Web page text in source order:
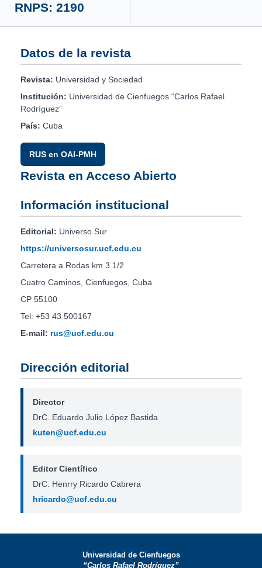
RNPS: 2190
Datos de la revista
Revista: Universidad y Sociedad
Institución: Universidad de Cienfuegos “Carlos Rafael
Rodríguez”
País: Cuba
RUS en OAI-PMH
Revista en Acceso Abierto
Información institucional
Editorial: Universo Sur
https://universosur.ucf.edu.cu
Carretera a Rodas km 3 1/2
Cuatro Caminos, Cienfuegos, Cuba
CP 55100
Tel: +53 43 500167
E-mail: rus@ucf.edu.cu
Dirección editorial
Director
DrC. Eduardo Julio López Bastida
kuten@ucf.edu.cu
Editor Científico
DrC. Henrry Ricardo Cabrera
hricardo@ucf.edu.cu
Universidad de Cienfuegos
“Carlos Rafael Rodríguez”